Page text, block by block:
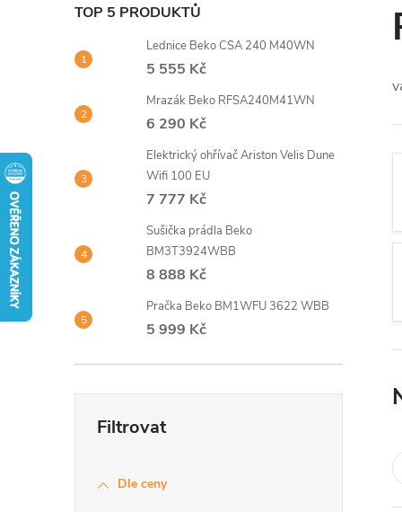
P
o
s
t
r
a
n
í
TOP 5 PRODUKTŮ
Lednice Beko CSA 240 M40WN
5 555 Kč
Mrazák Beko RFSA240M41WN
6 290 Kč
Elektrický ohřívač Ariston Velis Dune
Wifi 100 EU
7 777 Kč
Sušička prádla Beko
BM3T3924WBB
8 888 Kč
Pračka Beko BM1WFU 3622 WBB
5 999 Kč
Dle ceny